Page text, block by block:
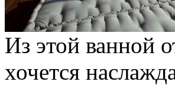
Из этой ванной
хочется